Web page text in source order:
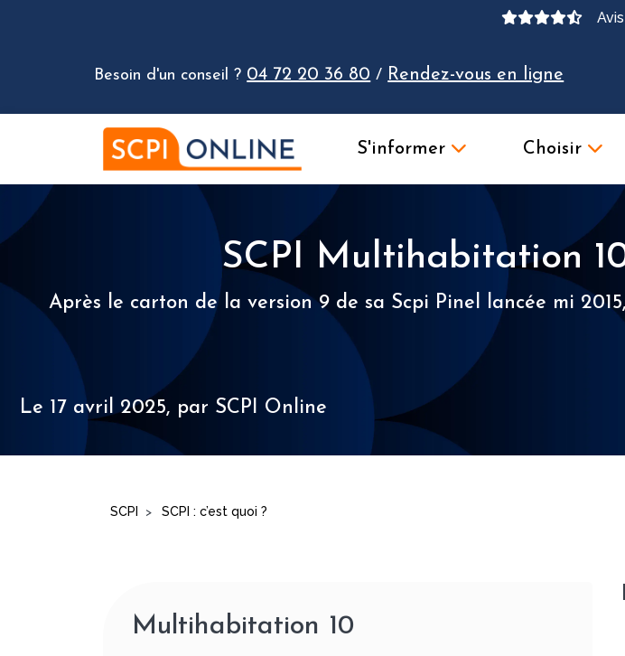
Besoin d'un conseil ? 04 72 20 36 80 / Rendez-vous en ligne
S'informer Choisir
SCPI Multihabitation
Après le carton de la version 9 de sa Scpi Pinel lancée mi
Le 17 avril 2025, par SCPI Online
SCPI > SCPI : c’est quoi ?
Multihabitation 10